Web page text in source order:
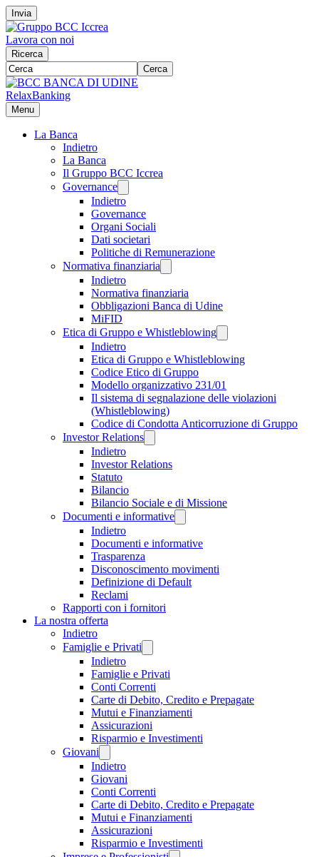
Invia
Lavora con noi
Ricerca
Cerca
RelaxBanking
Menu
La Banca
Indietro
La Banca
Il Gruppo BCC Iccrea
Governance
Indietro
Governance
Organi Sociali
Dati societari
Politiche di Remunerazione
Normativa finanziaria
Indietro
Normativa finanziaria
Obbligazioni Banca di Udine
MiFID
Etica di Gruppo e Whistleblowing
Indietro
Etica di Gruppo e Whistleblowing
Codice Etico di Gruppo
Modello organizzativo 231/01
Il sistema di segnalazione delle violazioni
(Whistleblowing)
Codice di Condotta Anticorruzione di Gruppo
Investor Relations
Indietro
Investor Relations
Statuto
Bilancio
Bilancio Sociale e di Missione
Documenti e informative
Indietro
Documenti e informative
Trasparenza
Disconoscimento movimenti
Definizione di Default
Reclami
Rapporti con i fornitori
La nostra offerta
Indietro
Famiglie e Privati
Indietro
Famiglie e Privati
Conti Correnti
Carte di Debito, Credito e Prepagate
Mutui e Finanziamenti
Assicurazioni
Risparmio e Investimenti
Giovani
Indietro
Giovani
Conti Correnti
Carte di Debito, Credito e Prepagate
Mutui e Finanziamenti
Assicurazioni
Risparmio e Investimenti